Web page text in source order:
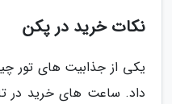
نکات خرید در پکن
یکی از جذابیت های تور
داد. ساعت های خرید در